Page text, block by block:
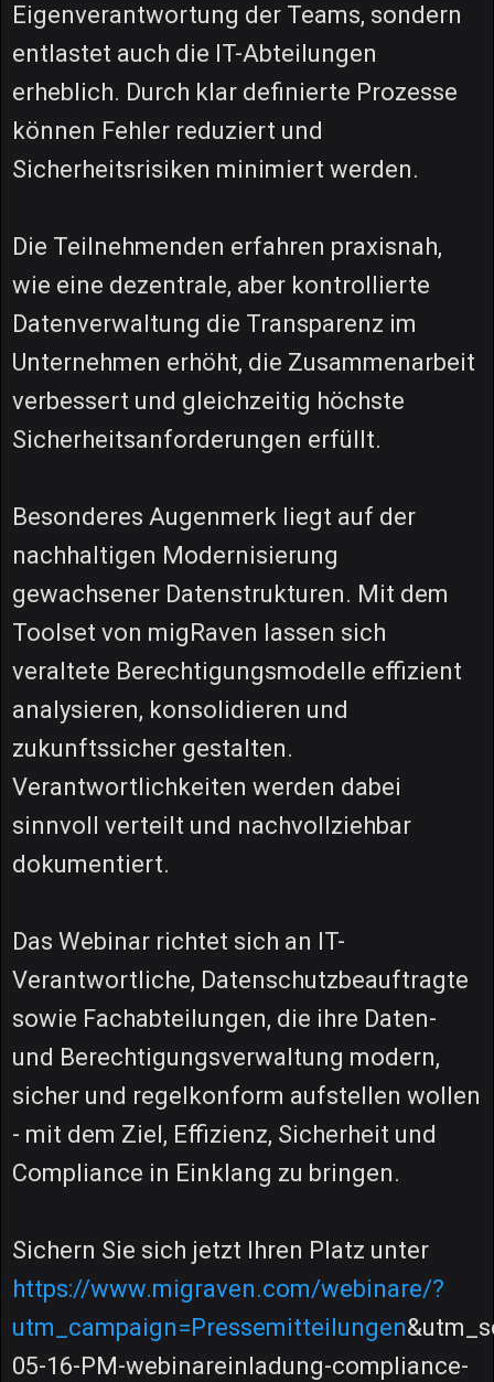
Eigenverantwortung der Teams, sondern
entlastet auch die IT-Abteilungen
erheblich. Durch klar definierte Prozesse
können Fehler reduziert und
Sicherheitsrisiken minimiert werden.
Die Teilnehmenden erfahren praxisnah,
wie eine dezentrale, aber kontrollierte
Datenverwaltung die Transparenz im
Unternehmen erhöht, die Zusammenarbeit
verbessert und gleichzeitig höchste
Sicherheitsanforderungen erfüllt.
Besonderes Augenmerk liegt auf der
nachhaltigen Modernisierung
gewachsener Datenstrukturen. Mit dem
Toolset von migRaven lassen sich
veraltete Berechtigungsmodelle effizient
analysieren, konsolidieren und
zukunftssicher gestalten.
Verantwortlichkeiten werden dabei
sinnvoll verteilt und nachvollziehbar
dokumentiert.
Das Webinar richtet sich an IT-
Verantwortliche, Datenschutzbeauftragte
sowie Fachabteilungen, die ihre Daten-
und Berechtigungsverwaltung modern,
sicher und regelkonform aufstellen wollen
- mit dem Ziel, Effizienz, Sicherheit und
Compliance in Einklang zu bringen.
Sichern Sie sich jetzt Ihren Platz unter
https://www.migraven.com/webinare/?
utm_campaign=Pressemitteilungen
05-16-PM-webinareinladung-compliance-